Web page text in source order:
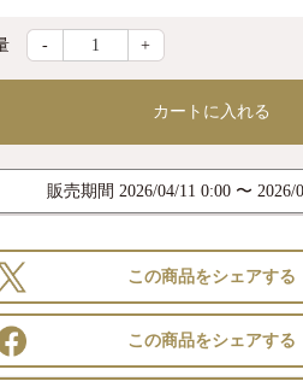
- +
カートに入れる
販売期間 2026/04/11 0:00 〜 2026/
この商品をシェアする
この商品をシェアする